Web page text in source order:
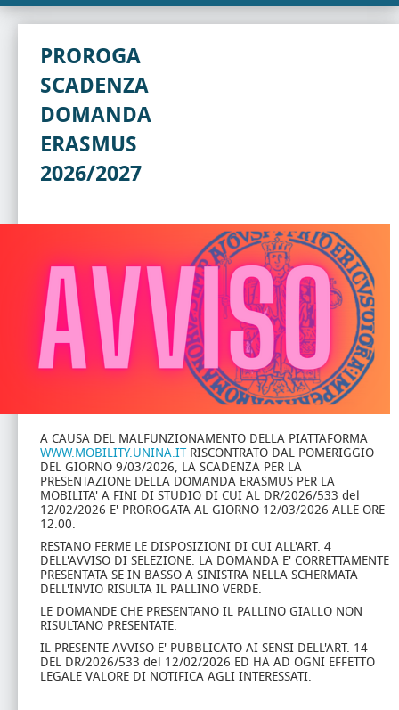
PROROGA
SCADENZA
DOMANDA
ERASMUS
2026/2027
A CAUSA DEL MALFUNZIONAMENTO DELLA PIATTAFORMA
WWW.MOBILITY.UNINA.ITRISCONTRATO DAL POMERIGGIO
DEL GIORNO 9/03/2026, LA SCADENZA PER LA
PRESENTAZIONE DELLA DOMANDA ERASMUS PER LA
MOBILITA' A FINI DI STUDIO DI CUI AL DR/2026/533 del
12/02/2026 E' PROROGATA AL GIORNO 12/03/2026 ALLE ORE
12.00.
RESTANO FERME LE DISPOSIZIONI DI CUI ALL'ART. 4
DELL'AVVISO DI SELEZIONE. LA DOMANDA E' CORRETTAMENTE
PRESENTATA SE IN BASSO A SINISTRA NELLA SCHERMATA
DELL'INVIO RISULTA IL PALLINO VERDE.
LE DOMANDE CHE PRESENTANO IL PALLINO GIALLO NON
RISULTANO PRESENTATE.
IL PRESENTE AVVISO E' PUBBLICATO AI SENSI DELL'ART. 14
DEL DR/2026/533 del 12/02/2026 ED HA AD OGNI EFFETTO
LEGALE VALORE DI NOTIFICA AGLI INTERESSATI.